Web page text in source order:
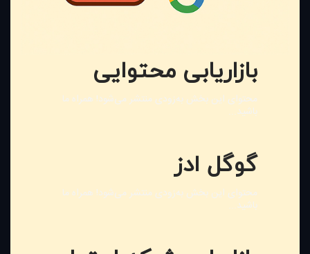
بازاریابی محتوایی
محتوای این بخش به‌زودی منتشر می‌شود! همراه ما
باشید...
گوگل ادز
محتوای این بخش به‌زودی منتشر می‌شود! همراه ما
باشید...